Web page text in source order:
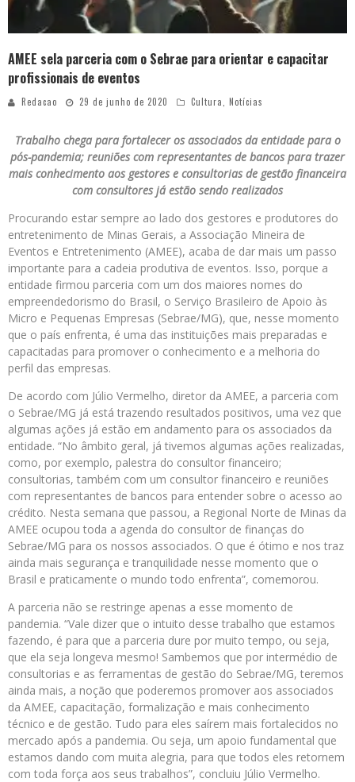
AMEE sela parceria com o Sebrae para orientar e capacitar
profissionais de eventos
Redacao 29 de junho de 2020 Cultura Notícias
Trabalho chega para fortalecer os associados da entidade para o
pós-pandemia; reuniões com representantes de bancos para trazer
mais conhecimento aos gestores e consultorias de gestão financeira
com consultores já estão sendo realizados
Procurando estar sempre ao lado dos gestores e produtores do
entretenimento de Minas Gerais, a Associação Mineira de
Eventos e Entretenimento (AMEE), acaba de dar mais um passo
importante para a cadeia produtiva de eventos. Isso, porque a
entidade firmou parceria com um dos maiores nomes do
empreendedorismo do Brasil, o Serviço Brasileiro de Apoio às
Micro e Pequenas Empresas (Sebrae/MG), que, nesse momento
que o país enfrenta, é uma das instituições mais preparadas e
capacitadas para promover o conhecimento e a melhoria do
perfil das empresas.
De acordo com Júlio Vermelho, diretor da AMEE, a parceria com
o Sebrae/MG já está trazendo resultados positivos, uma vez que
algumas ações já estão em andamento para os associados da
entidade. “No âmbito geral, já tivemos algumas ações realizadas,
como, por exemplo, palestra do consultor financeiro;
consultorias, também com um consultor financeiro e reuniões
com representantes de bancos para entender sobre o acesso ao
crédito. Nesta semana que passou, a Regional Norte de Minas da
AMEE ocupou toda a agenda do consultor de finanças do
Sebrae/MG para os nossos associados. O que é ótimo e nos traz
ainda mais segurança e tranquilidade nesse momento que o
Brasil e praticamente o mundo todo enfrenta”, comemorou.
A parceria não se restringe apenas a esse momento de
pandemia. “Vale dizer que o intuito desse trabalho que estamos
fazendo, é para que a parceria dure por muito tempo, ou seja,
que ela seja longeva mesmo! Sambemos que por intermédio de
consultorias e as ferramentas de gestão do Sebrae/MG, teremos
ainda mais, a noção que poderemos promover aos associados
da AMEE, capacitação, formalização e mais conhecimento
técnico e de gestão. Tudo para eles saírem mais fortalecidos no
mercado após a pandemia. Ou seja, um apoio fundamental que
estamos dando com muita alegria, para que todos eles retornem
com toda força aos seus trabalhos”, concluiu Júlio Vermelho.